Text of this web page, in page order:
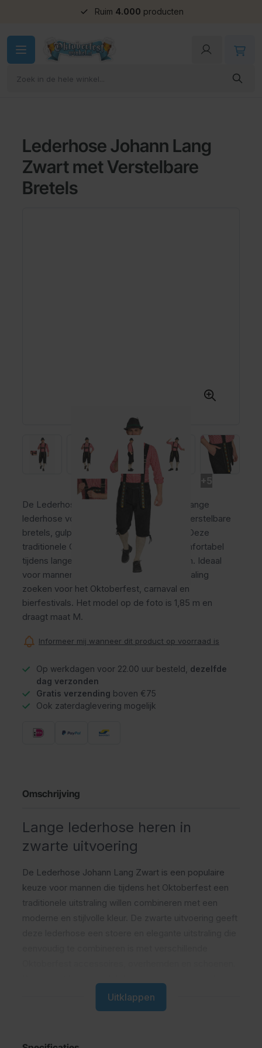
Ruim 4.000 producten
Lederhose Johann Lang
Zwart met Verstelbare
Bretels
De Lederhose Johann Lang Zwart is een lange
lederhose voor heren van polyester met verstelbare
bretels, gulp en praktische broekzakken. Deze
traditionele Oktoberfest broek draagt comfortabel
tijdens lange feestdagen en themafeesten. Ideaal
voor mannen die een stijlvolle Tiroler uitstraling
zoeken voor het Oktoberfest, carnaval en
bierfestivals. Het model op de foto is 1,85 m en
draagt maat M.
Informeer mij wanneer dit product op voorraad is
Op werkdagen voor 22.00 uur besteld, dezelfde
dag verzonden
Gratis verzending boven €75
Ook zaterdaglevering mogelijk
Omschrijving
Lange lederhose heren in
zwarte uitvoering
De Lederhose Johann Lang Zwart is een populaire
keuze voor mannen die tijdens het Oktoberfest een
traditionele uitstraling willen combineren met een
comfortabel tijdens koelere dagen en avonden.
Uitklappen